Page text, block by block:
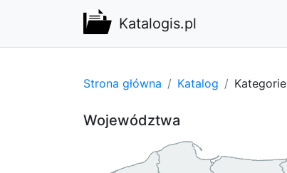
Katalogis.pl
Strona główna Katalog Kategorie
Województwa